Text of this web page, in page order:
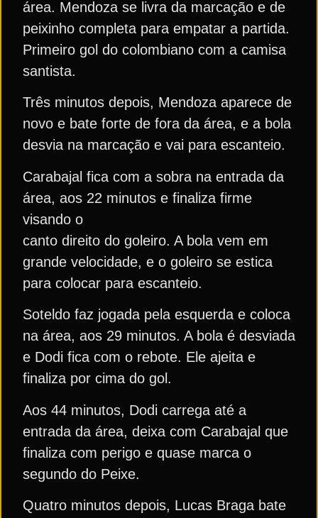
área. Mendoza se livra da marcação e de
peixinho completa para empatar a partida.
Primeiro gol do colombiano com a camisa
santista.
Três minutos depois, Mendoza aparece de
novo e bate forte de fora da área, e a bola
desvia na marcação e vai para escanteio.
Carabajal fica com a sobra na entrada da
área, aos 22 minutos e finaliza firme
visando o
canto direito do goleiro. A bola vem em
grande velocidade, e o goleiro se estica
para colocar para escanteio.
Soteldo faz jogada pela esquerda e coloca
na área, aos 29 minutos. A bola é desviada
e Dodi fica com o rebote. Ele ajeita e
finaliza por cima do gol.
Aos 44 minutos, Dodi carrega até a
entrada da área, deixa com Carabajal que
finaliza com perigo e quase marca o
segundo do Peixe.
Quatro minutos depois, Lucas Braga bate